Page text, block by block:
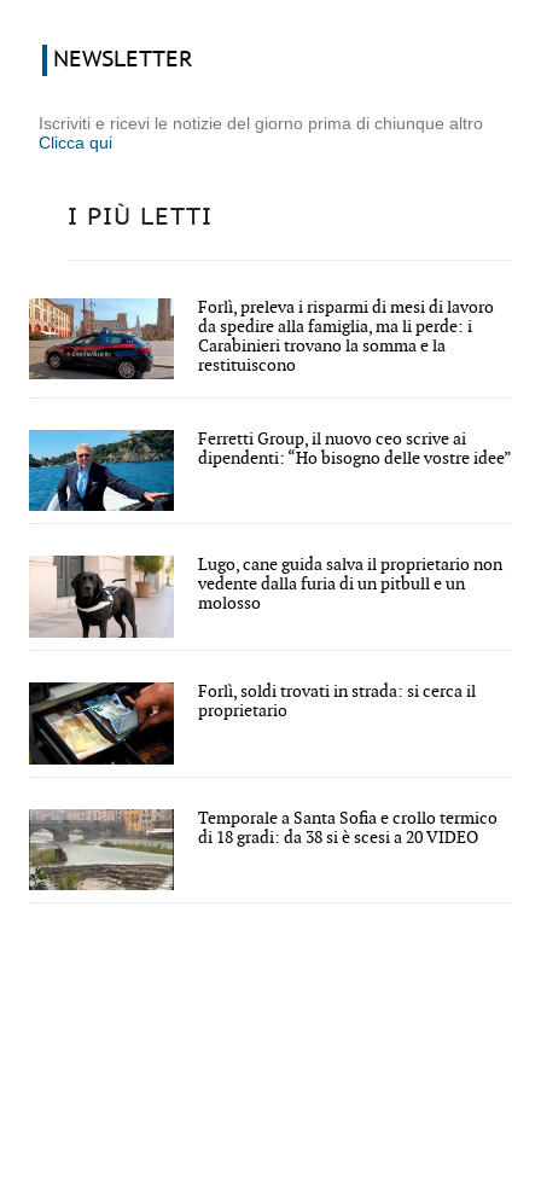
NEWSLETTER
Iscriviti e ricevi le notizie del giorno prima di chiunque altro
Clicca qui
I PIÙ LETTI
Forlì, preleva i risparmi di mesi di lavoro
da spedire alla famiglia, ma li perde: i
Carabinieri trovano la somma e la
restituiscono
Ferretti Group, il nuovo ceo scrive ai
dipendenti: “Ho bisogno delle vostre idee”
Lugo, cane guida salva il proprietario non
vedente dalla furia di un pitbull e un
molosso
Forlì, soldi trovati in strada: si cerca il
proprietario
Temporale a Santa Sofia e crollo termico
di 18 gradi: da 38 si è scesi a 20 VIDEO